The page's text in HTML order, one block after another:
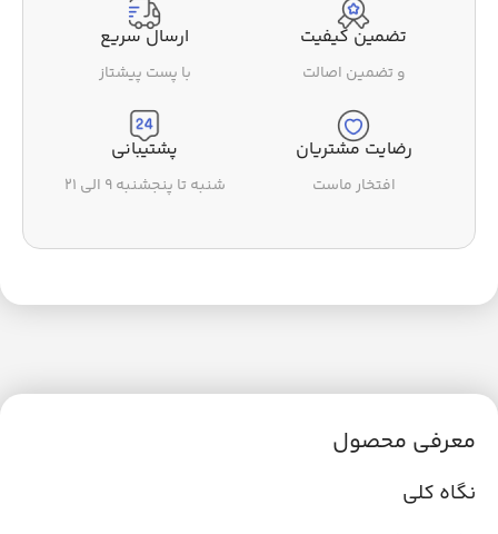
تضمین کیفیت
و تضمین اصالت
ارسال سریع
با پست پیشتاز
رضایت مشتریان
افتخار ماست
پشتیبانی
شنبه تا پنجشنبه ۹ الی ۲۱
معرفی محصول
نگاه کلی